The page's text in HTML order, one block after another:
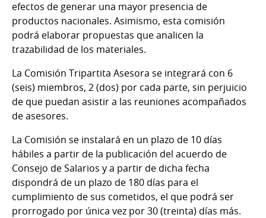
efectos de generar una mayor presencia de
productos nacionales. Asimismo, esta comisión
podrá elaborar propuestas que analicen la
trazabilidad de los materiales.
La Comisión Tripartita Asesora se integrará con 6
(seis) miembros, 2 (dos) por cada parte, sin perjuicio
de que puedan asistir a las reuniones acompañados
de asesores.
La Comisión se instalará en un plazo de 10 días
hábiles a partir de la publicación del acuerdo de
Consejo de Salarios y a partir de dicha fecha
dispondrá de un plazo de 180 días para el
cumplimiento de sus cometidos, el que podrá ser
prorrogado por única vez por 30 (treinta) días más.